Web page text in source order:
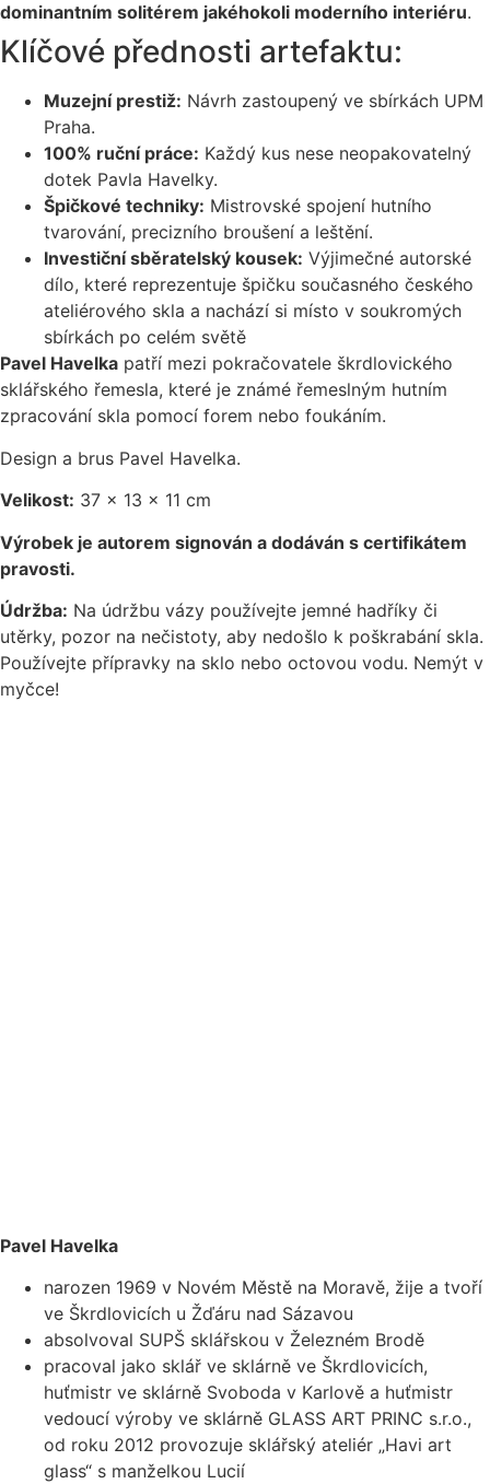
dominantním solitérem jakéhokoli moderního interiéru.
Klíčové přednosti artefaktu:
Muzejní prestiž: Návrh zastoupený ve sbírkách UPM
Praha.
100% ruční práce: Každý kus nese neopakovatelný
dotek Pavla Havelky.
Špičkové techniky: Mistrovské spojení hutního
tvarování, precizního broušení a leštění.
Investiční sběratelský kousek: Výjimečné autorské
dílo, které reprezentuje špičku současného českého
ateliérového skla a nachází si místo v soukromých
sbírkách po celém světě
Pavel Havelka patří mezi pokračovatele škrdlovického
sklářského řemesla, které je známé řemeslným hutním
zpracování skla pomocí forem nebo foukáním.
Design a brus Pavel Havelka.
Velikost: 37 x 13 x 11 cm
Výrobek je autorem signován a dodáván s certifikátem
pravosti.
Údržba: Na údržbu vázy používejte jemné hadříky či
utěrky, pozor na nečistoty, aby nedošlo k poškrabání skla.
Používejte přípravky na sklo nebo octovou vodu. Nemýt v
myčce!
Pavel Havelka
narozen 1969 v Novém Městě na Moravě, žije a tvoří
ve Škrdlovicích u Žďáru nad Sázavou
absolvoval SUPŠ sklářskou v Železném Brodě
pracoval jako sklář ve sklárně ve Škrdlovicích,
huťmistr ve sklárně Svoboda v Karlově a huťmistr
vedoucí výroby ve sklárně GLASS ART PRINC s.r.o.,
od roku 2012 provozuje sklářský ateliér „Havi art
glass“ s manželkou Lucií